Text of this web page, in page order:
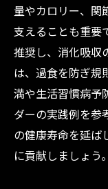
量やカロリー、関
支えることも重要
推奨し、消化吸収
は、過食を防ぎ規
満や生活習慣病予
ダーの実践例を参
の健康寿命を延ば
に貢献しましょう。